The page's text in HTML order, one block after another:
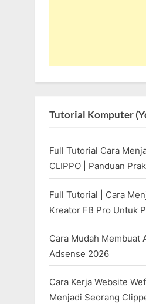
Tutorial Komputer
Full Tutorial Cara
CLIPPO | Panduan
Full Tutorial | Cara
Kreator FB Pro Untuk
Cara Mudah Membuat
Adsense 2026
Cara Kerja Website
Menjadi Seorang